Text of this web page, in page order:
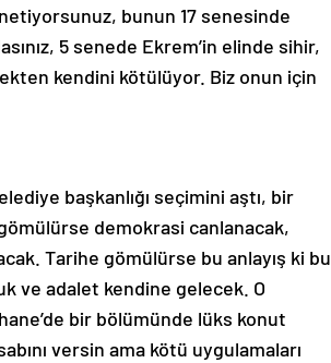
bunun 17 senesinde
5 senede Ekrem’in elinde sihir,
kendini kötülüyor. Biz onun için
başkanlığı seçimini aştı, bir
demokrasi canlanacak,
Tarihe gömülürse bu anlayış ki bu
ve adalet kendine gelecek. O
bir bölümünde lüks konut
versin ama kötü uygulamaları